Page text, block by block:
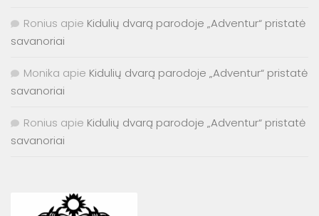
Ronius apie Kidulių dvarą parodoje „Adventur“ pristatė
savanoriai
Monika apie Kidulių dvarą parodoje „Adventur“ pristatė
savanoriai
Ronius apie Kidulių dvarą parodoje „Adventur“ pristatė
savanoriai